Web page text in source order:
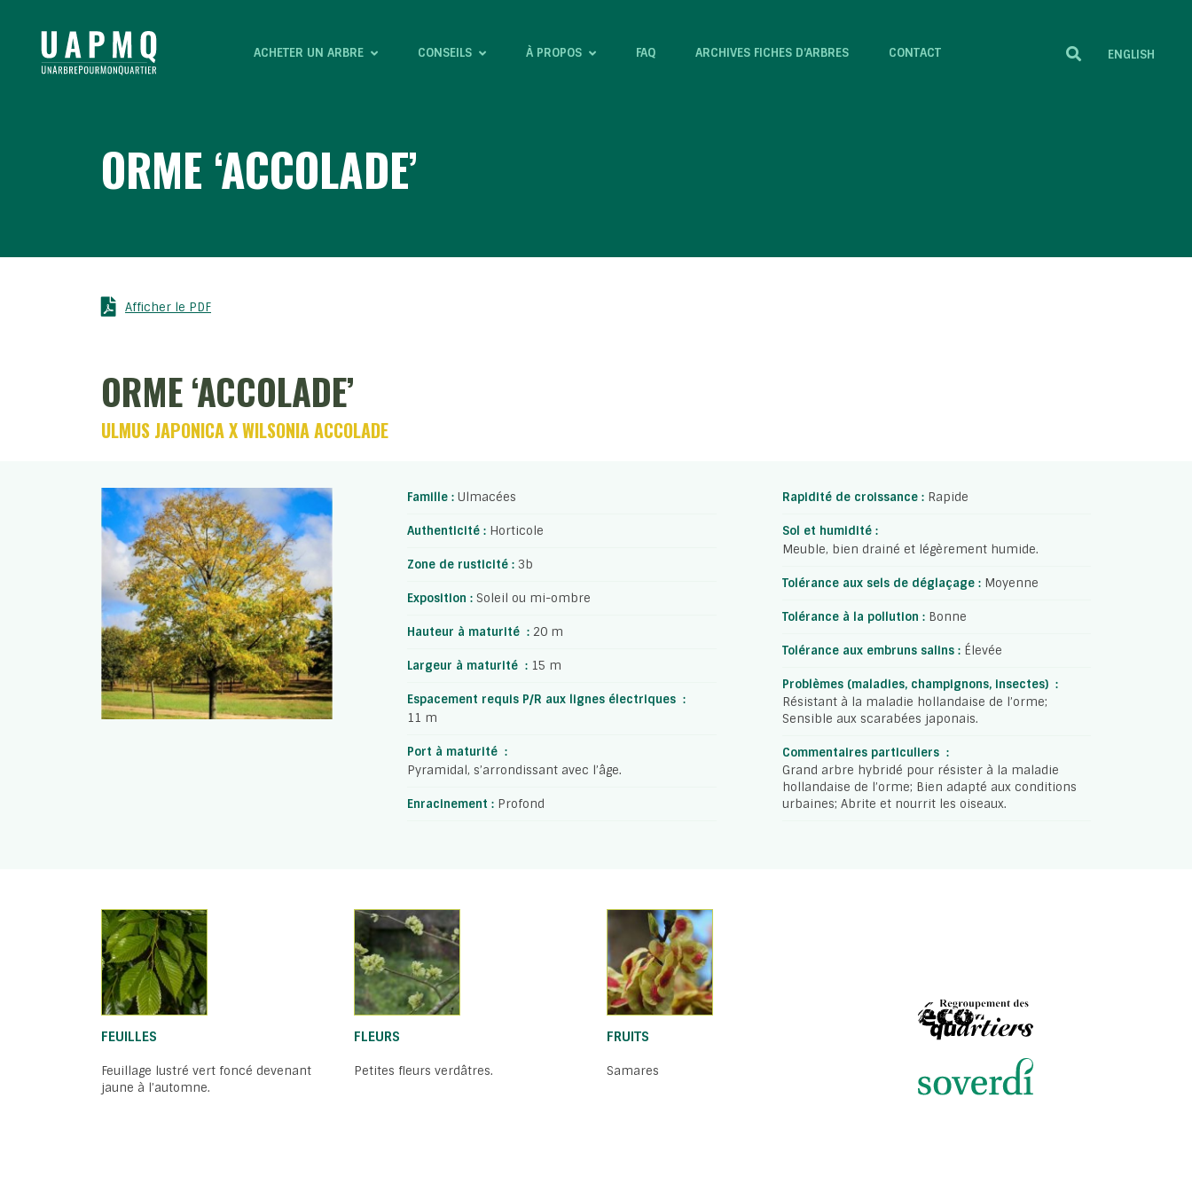
ACHETER UN ARBRE CONSEILS À PROPOS FAQ ARCHIVES FICHES D’ARBRES CONTACT ENGLISH
ORME ‘ACCOLADE’
Afficher le PDF
ORME ‘ACCOLADE’
ULMUS JAPONICA X WILSONIA ACCOLADE
Famille : Ulmacées
Authenticité : Horticole
Zone de rusticité : 3b
Exposition : Soleil ou mi-ombre
Hauteur à maturité : 20 m
Largeur à maturité : 15 m
Espacement requis P/R aux lignes électriques :
11 m
Port à maturité :
Pyramidal, s’arrondissant avec l’âge.
Enracinement : Profond
Rapidité de croissance : Rapide
Sol et humidité :
Meuble, bien drainé et légèrement humide.
Tolérance aux sels de déglaçage : Moyenne
Tolérance à la pollution : Bonne
Tolérance aux embruns salins : Élevée
Problèmes (maladies, champignons, insectes) :
Résistant à la maladie hollandaise de l’orme;
Sensible aux scarabées japonais.
Commentaires particuliers :
Grand arbre hybridé pour résister à la maladie
hollandaise de l’orme; Bien adapté aux conditions
urbaines; Abrite et nourrit les oiseaux.
FEUILLES
Feuillage lustré vert foncé devenant
jaune à l’automne.
FLEURS
Petites fleurs verdâtres.
FRUITS
Samares